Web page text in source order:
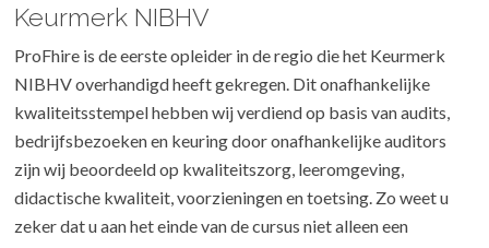
Keurmerk NIBHV
ProFhire is de eerste opleider in de regio die het Keurmerk
NIBHV overhandigd heeft gekregen. Dit onafhankelijke
kwaliteitsstempel hebben wij verdiend op basis van audits,
bedrijfsbezoeken en keuring door onafhankelijke auditors
zijn wij beoordeeld op kwaliteitszorg, leeromgeving,
didactische kwaliteit, voorzieningen en toetsing. Zo weet u
zeker dat u aan het einde van de cursus niet alleen een